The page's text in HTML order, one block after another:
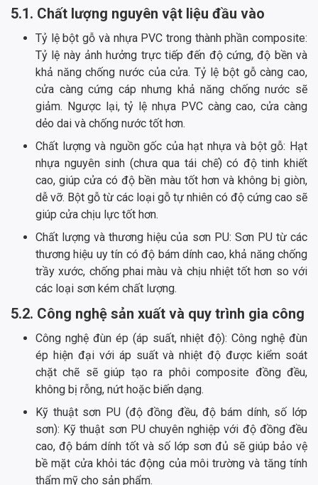
5.1. Chất lượng nguyên vật liệu đầu vào
Tỷ lệ bột gỗ và nhựa PVC trong thành phần composite:
Tỷ lệ này ảnh hưởng trực tiếp đến độ cứng, độ bền và
khả năng chống nước của cửa. Tỷ lệ bột gỗ càng cao,
cửa càng cứng cáp nhưng khả năng chống nước sẽ
giảm. Ngược lại, tỷ lệ nhựa PVC càng cao, cửa càng
dẻo dai và chống nước tốt hơn.
Chất lượng và nguồn gốc của hạt nhựa và bột gỗ: Hạt
nhựa nguyên sinh (chưa qua tái chế) có độ tinh khiết
cao, giúp cửa có độ bền màu tốt hơn và không bị giòn,
dễ vỡ. Bột gỗ từ các loại gỗ tự nhiên có độ cứng cao sẽ
giúp cửa chịu lực tốt hơn.
Chất lượng và thương hiệu của sơn PU: Sơn PU từ các
thương hiệu uy tín có độ bám dính cao, khả năng chống
trầy xước, chống phai màu và chịu nhiệt tốt hơn so với
các loại sơn kém chất lượng.
5.2. Công nghệ sản xuất và quy trình gia công
Công nghệ đùn ép (áp suất, nhiệt độ): Công nghệ đùn
ép hiện đại với áp suất và nhiệt độ được kiểm soát
chặt chẽ sẽ giúp tạo ra phôi composite đồng đều,
không bị rỗng, nứt hoặc biến dạng.
Kỹ thuật sơn PU (độ đồng đều, độ bám dính, số lớp
sơn): Kỹ thuật sơn PU chuyên nghiệp với độ đồng đều
cao, độ bám dính tốt và số lớp sơn đủ sẽ giúp bảo vệ
bề mặt cửa khỏi tác động của môi trường và tăng tính
thẩm mỹ cho sản phẩm.